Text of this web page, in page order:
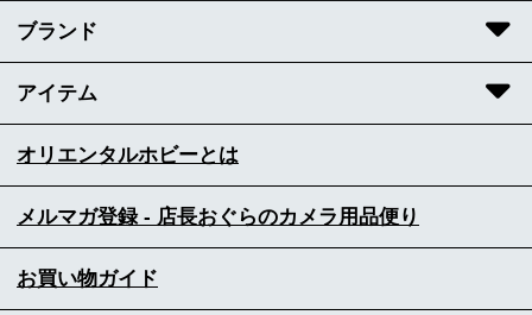
ブランド
アイテム
オリエンタルホビーとは
メルマガ登録 - 店長おぐらのカメラ用品便り
お買い物ガイド